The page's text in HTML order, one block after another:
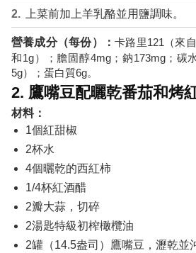
上菜前加上羊乳酪並用鹽調味。
營養成分（每份）：卡路里121（來
和1g）；膽固醇4mg；鈉173mg；碳
5g）；蛋白質6g。
2. 鷹嘴豆配曬乾番茄和烤
材料：
1個紅甜椒
2杯水
4個曬乾的西紅柿
1/4杯紅酒醋
2瓣大蒜，切碎
2湯匙特級初榨橄欖油
2罐（14.5盎司）鷹嘴豆，瀝乾並